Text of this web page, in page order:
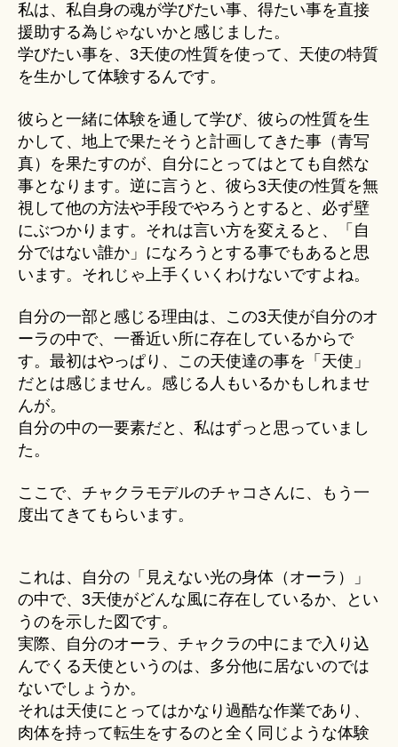
私は、私自身の魂が学びたい事、得たい事を直接
援助する為じゃないかと感じました。
学びたい事を、3天使の性質を使って、天使の特質
を生かして体験するんです。
彼らと一緒に体験を通して学び、彼らの性質を生
かして、地上で果たそうと計画してきた事（青写
真）を果たすのが、自分にとってはとても自然な
事となります。逆に言うと、彼ら3天使の性質を無
視して他の方法や手段でやろうとすると、必ず壁
にぶつかります。それは言い方を変えると、「自
分ではない誰か」になろうとする事でもあると思
います。それじゃ上手くいくわけないですよね。
自分の一部と感じる理由は、この3天使が自分のオ
ーラの中で、一番近い所に存在しているからで
す。最初はやっぱり、この天使達の事を「天使」
だとは感じません。感じる人もいるかもしれませ
んが。
自分の中の一要素だと、私はずっと思っていまし
た。
ここで、チャクラモデルのチャコさんに、もう一
度出てきてもらいます。
これは、自分の「見えない光の身体（オーラ）」
の中で、3天使がどんな風に存在しているか、とい
うのを示した図です。
実際、自分のオーラ、チャクラの中にまで入り込
んでくる天使というのは、多分他に居ないのでは
ないでしょうか。
それは天使にとってはかなり過酷な作業であり、
肉体を持って転生をするのと全く同じような体験